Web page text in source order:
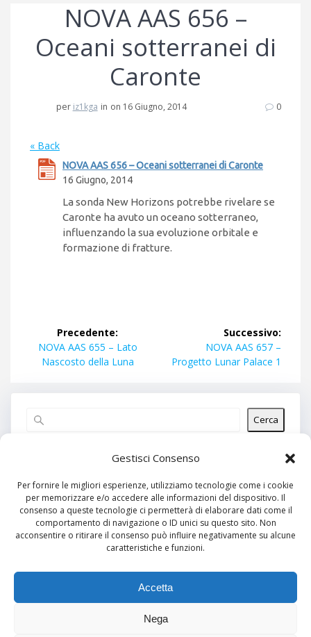
Gestisci Consenso
Per fornire le migliori esperienze, utilizziamo tecnologie come i cookie
per memorizzare e/o accedere alle informazioni del dispositivo. Il
consenso a queste tecnologie ci permetterà di elaborare dati come il
comportamento di navigazione o ID unici su questo sito. Non
acconsentire o ritirare il consenso può influire negativamente su alcune
caratteristiche e funzioni.
Accetta
Nega
NOVA AAS 656 –
Oceani sotterranei di
Caronte
per iz1kga in on 16 Giugno, 2014 0
« Back
NOVA AAS 656 – Oceani sotterranei di Caronte
16 Giugno, 2014
La sonda New Horizons potrebbe rivelare se
Caronte ha avuto un oceano sotterraneo,
influenzando la sua evoluzione orbitale e
formazione di fratture.
Navigazione
articoli
Precedente:
Articolo
precedente:
NOVA AAS 655 – Lato
Nascosto della Luna
Successivo:
Articolo
successivo:
NOVA AAS 657 –
Progetto Lunar Palace 1
Cerca
Articoli recenti
Commenti recenti
Nessun commento da mostrare.
Nessun archivio da mostrare.
Categorie